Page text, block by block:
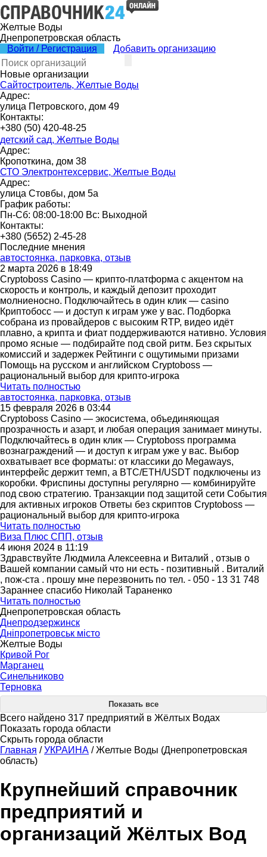
Желтые Воды
Днепропетровская область
Войти / Регистрация
Добавить организацию
Новые организации
Сайтостроитель, Желтые Воды
Адрес:
улица Петровского, дом 49
Контакты:
+380 (50) 420-48-25
детский сад, Желтые Воды
Адрес:
Кропоткина, дом 38
СТО Электронтехсервис, Желтые Воды
Адрес:
улица Стовбы, дом 5а
График работы:
Пн-Сб: 08:00-18:00 Вс: Выходной
Контакты:
+380 (5652) 2-45-28
Последние мнения
автостоянка, парковка, отзыв
2 марта 2026 в 18:49
Cryptoboss Casino — крипто-платформа с акцентом на
скорость и контроль, и каждый депозит проходит
молниеносно. Подключайтесь в один клик — casino
Криптобосс — и доступ к играм уже у вас. Подборка
собрана из провайдеров с высоким RTP, видео идёт
плавно, а крипта и фиат поддерживаются нативно. Условия
промо ясные — подбирайте под свой ритм. Без скрытых
комиссий и задержек Рейтинги с ощутимыми призами
Помощь на русском и английском Cryptoboss —
рациональный выбор для крипто-игрока
Читать полностью
автостоянка, парковка, отзыв
15 февраля 2026 в 03:44
Cryptoboss Casino — экосистема, объединяющая
прозрачность и азарт, и любая операция занимает минуты.
Подключайтесь в один клик — Cryptoboss программа
вознаграждений — и доступ к играм уже у вас. Выбор
охватывает все форматы: от классики до Megaways,
интерфейс держит темп, а BTC/ETH/USDT подключены из
коробки. Фриспины доступны регулярно — комбинируйте
под свою стратегию. Транзакции под защитой сети События
для активных игроков Ответы без скриптов Cryptoboss —
рациональный выбор для крипто-игрока
Читать полностью
Виза Плюс СПП, отзыв
4 июня 2024 в 11:19
Здравствуйте Людмила Алексеевна и Виталий , отзыв о
Вашей компании самый что ни есть - позитивный . Виталий
, пож-ста . прошу мне перезвонить по тел. - 050 - 13 31 748
Зараннее спасибо Николай Тараненко
Читать полностью
Днепропетровская область
Днепродзержинск
Дніпропетровськ мiсто
Желтые Воды
Кривой Рог
Марганец
Синельниково
Терновка
Показать все
Всего найдено 317 предприятий в Жёлтых Водах
Показать города области
Скрыть города области
Главная / УКРАИНА / Желтые Воды (Днепропетровская
область)
Крупнейший справочник
предприятий и
организаций Жёлтых Вод